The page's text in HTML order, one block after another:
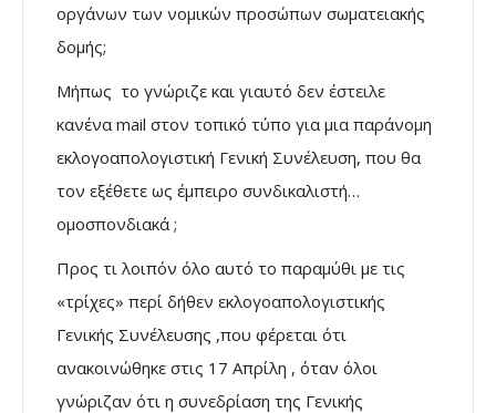
οργάνων των νομικών προσώπων σωματειακής
δομής;
Μήπως το γνώριζε και γιαυτό δεν έστειλε
κανένα mail στον τοπικό τύπο για μια παράνομη
εκλογοαπολογιστική Γενική Συνέλευση, που θα
τον εξέθετε ως έμπειρο συνδικαλιστή…
ομοσπονδιακά ;
Προς τι λοιπόν όλο αυτό το παραμύθι με τις
«τρίχες» περί δήθεν εκλογοαπολογιστικής
Γενικής Συνέλευσης ,που φέρεται ότι
ανακοινώθηκε στις 17 Απρίλη , όταν όλοι
γνώριζαν ότι η συνεδρίαση της Γενικής